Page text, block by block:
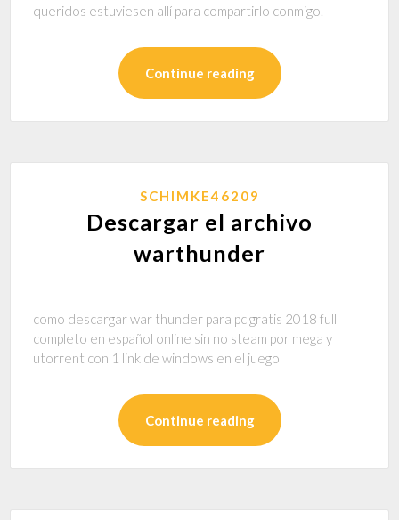
queridos estuviesen allí para compartirlo conmigo.
Continue reading
SCHIMKE46209
Descargar el archivo
warthunder
como descargar war thunder para pc gratis 2018 full
completo en español online sin no steam por mega y
utorrent con 1 link de windows en el juego
Continue reading